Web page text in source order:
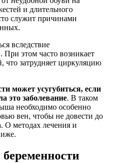
и длительного
служит причинами
вследствие
этом часто возникает
что затрудняет циркуляцию
может усугубиться, если
это заболевание. В таком
необходимо особенно
вен, чтобы не довести до
О методах лечения и